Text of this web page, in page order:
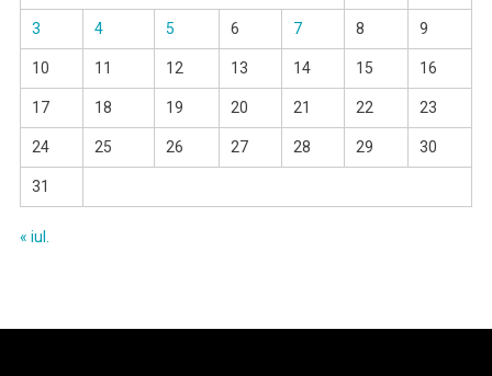
3 4 5 6 7 8 9
10 11 12 13 14 15 16
17 18 19 20 21 22 23
24 25 26 27 28 29 30
31
« iul.